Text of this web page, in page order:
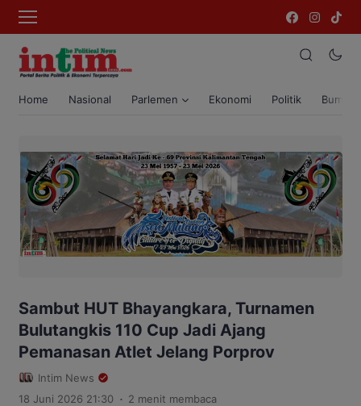
Home Nasional Parlemen Ekonomi Politik Bumi
Sambut HUT Bhayangkara, Turnamen
Bulutangkis 110 Cup Jadi Ajang
Pemanasan Atlet Jelang Porprov
Intim News
18 Juni 2026 21:30 . 2 menit membaca